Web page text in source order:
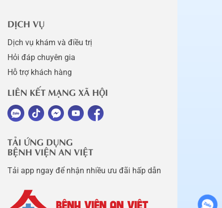
DỊCH VỤ
Dịch vụ khám và điều trị
Hỏi đáp chuyên gia
Hỗ trợ khách hàng
LIÊN KẾT MẠNG XÃ HỘI
TẢI ỨNG DỤNG
BỆNH VIỆN AN VIỆT
Tải app ngay để nhận nhiều ưu đãi hấp dẫn